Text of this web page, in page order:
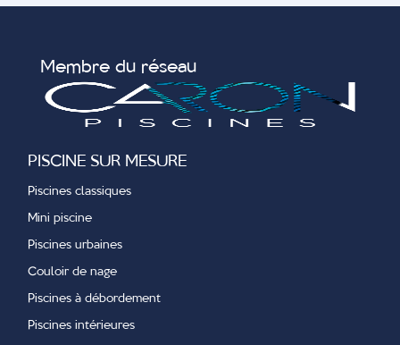
Membre du réseau
PISCINE SUR MESURE
Piscines classiques
Mini piscine
Piscines urbaines
Couloir de nage
Piscines à débordement
Piscines intérieures